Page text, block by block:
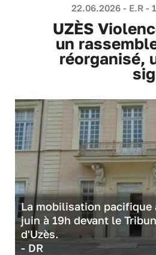
22.06.2026 - E.R -
UZÈS
un
réorganisé,
La mobilisation pacifique
juin à 19h devant le
d'Uzès.
- DR